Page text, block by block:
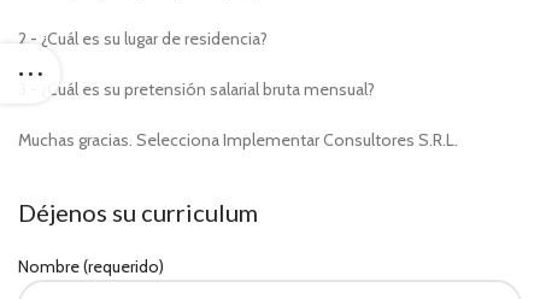
2.- ¿Cuál es su lugar de residencia?
3.- ¿Cuál es su pretensión salarial bruta mensual?
Muchas gracias. Selecciona Implementar Consultores S.R.L.
Déjenos su curriculum
Nombre (requerido)